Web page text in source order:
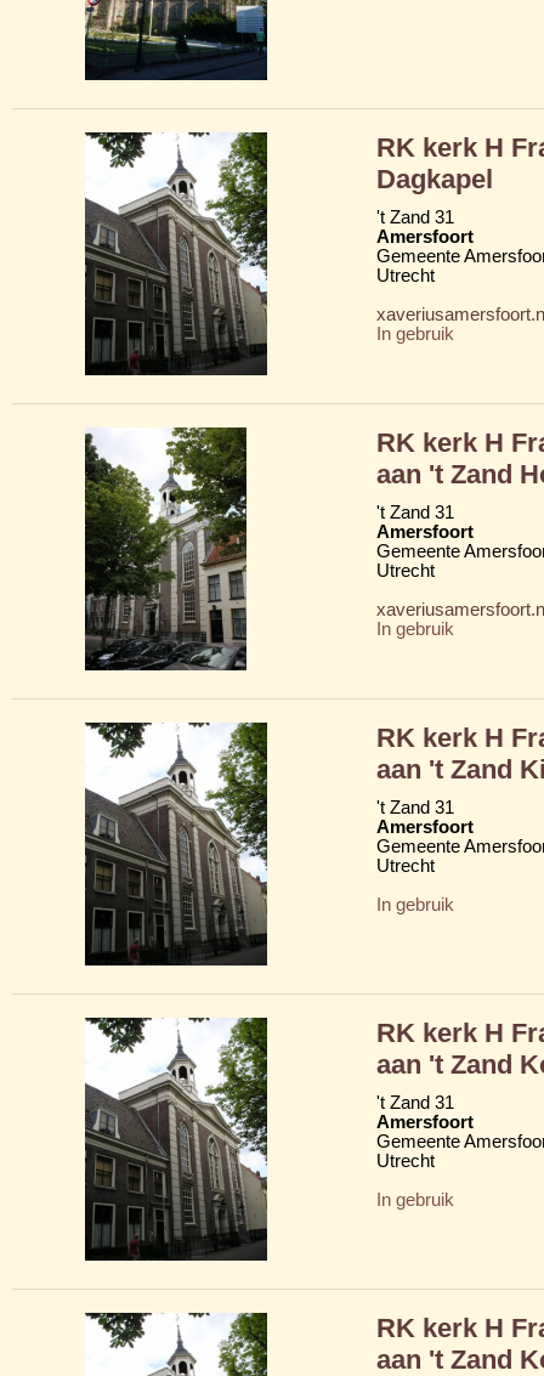
RK kerk H
Dagkapel
't Zand 31
Amersfoort
Gemeente
Utrecht
In gebruik
RK kerk H
aan 't Zand
't Zand 31
Amersfoort
Gemeente
Utrecht
In gebruik
RK kerk H
aan 't Zand
't Zand 31
Amersfoort
Gemeente
Utrecht
In gebruik
RK kerk H
aan 't Zand
't Zand 31
Amersfoort
Gemeente
Utrecht
In gebruik
RK kerk H
aan 't Zand